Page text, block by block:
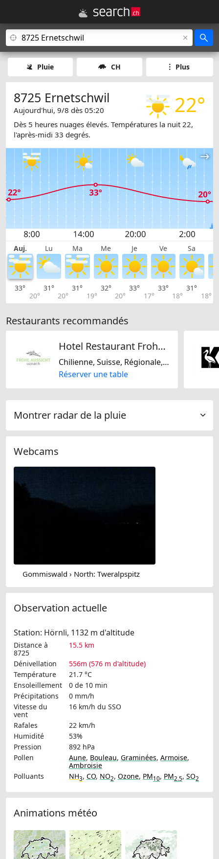
Pluie CH Plus
22°
8725 Ernetschwil
Aujourd'hui, 9/8 dès 05:20
Dès 5 heures nuages élevés. Températures la nuit 22,
l'après-midi 33 degrés.
Auj. Lu Ma Me Je Ve Sa
33°
20°
31°
20°
31°
19°
32°
20°
33°
17°
33°
18°
31°
18°
Restaurants recommandés
Hotel Restaurant Frohe Aussicht
Chilienne, Suisse, Régionale, Européene, Bavaroise
Réserver une table
Montrer radar de la pluie
Webcams
Gommiswald › North: Tweralpspitz
Observation actuelle
Station: Hörnli, 1132 m d'altitude
Distance à
8725
15.5 km
Dénivellation
556m (576 m d'altitude)
Température
21.7 °C
Ensoleillement
0 de 10 min
Précipitations
0 mm/h
Vitesse du
vent
16 km/h du SSO
Rafales
22 km/h
Humidité
53%
Pression
892 hPa
Pollen
Aune, Bouleau, Graminées, Armoise,
Ambroisie
Polluants
NH3, CO, NO2, Ozone, PM10, PM2.5, SO2
Animations météo